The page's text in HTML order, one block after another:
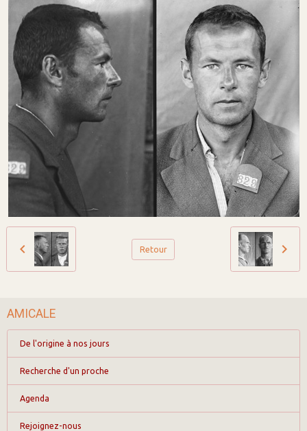
Retour
AMICALE
De l'origine à nos jours
Recherche d'un proche
Agenda
Rejoignez-nous